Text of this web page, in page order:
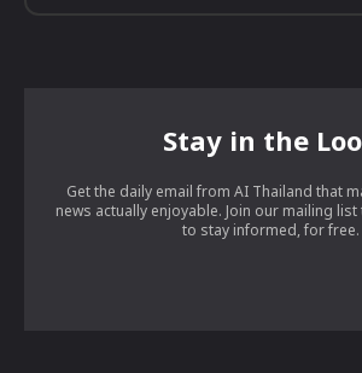
Stay in the
Get the daily email from AI Thailand that
news actually enjoyable. Join our mailing
to stay informed, for free.